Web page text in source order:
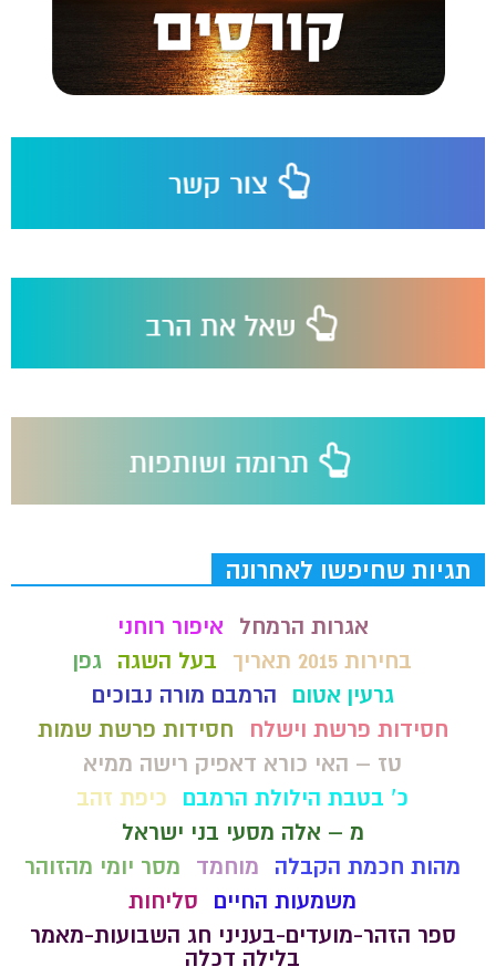
תגיות שחיפשו לאחרונה
אגרות הרמחל
איפור רוחני
בחירות 2015 תאריך
בעל השגה גפן
גרעין אטום
הרמבם מורה נבוכים
חסידות פרשת וישלח
חסידות פרשת שמות
טז – האי כורא דאפיק רישה ממיא
כ' בטבת הילולת הרמבם
כיפת זהב
מ – אלה מסעי בני ישראל
מהות חכמת הקבלה
מוחמד
מסר יומי מהזוהר
משמעות החיים
סליחות
ספר הזהר-מועדים-בעניני חג השבועות-מאמר
בלילה דכלה